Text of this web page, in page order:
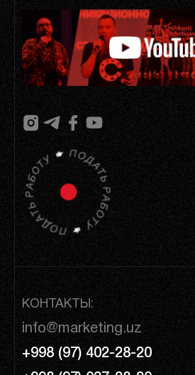
КОНТАКТЫ:
info@marketing.uz
+998 (97) 402-28-20